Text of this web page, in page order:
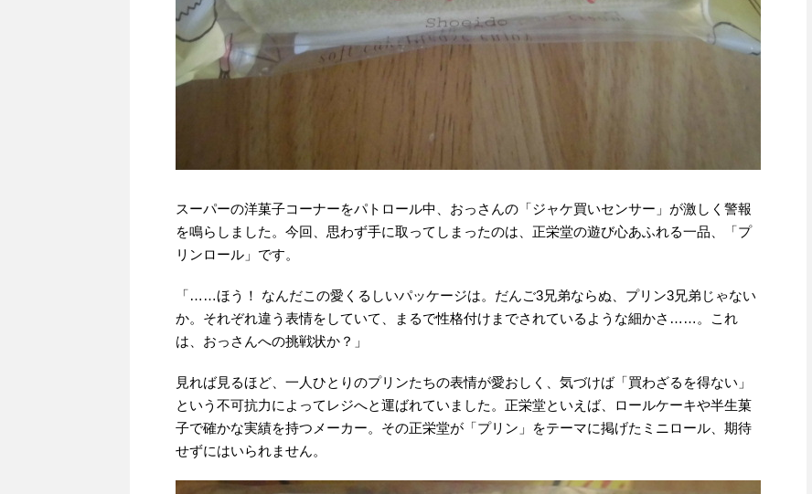
スーパーの洋菓子コーナーをパトロール中、おっさんの「ジャケ買いセンサー」が激しく警報
を鳴らしました。今回、思わず手に取ってしまったのは、正栄堂の遊び心あふれる一品、「プ
リンロール」です。
「……ほう！ なんだこの愛くるしいパッケージは。だんご3兄弟ならぬ、プリン3兄弟じゃない
か。それぞれ違う表情をしていて、まるで性格付けまでされているような細かさ……。これ
は、おっさんへの挑戦状か？」
見れば見るほど、一人ひとりのプリンたちの表情が愛おしく、気づけば「買わざるを得ない」
という不可抗力によってレジへと運ばれていました。正栄堂といえば、ロールケーキや半生菓
子で確かな実績を持つメーカー。その正栄堂が「プリン」をテーマに掲げたミニロール、期待
せずにはいられません。